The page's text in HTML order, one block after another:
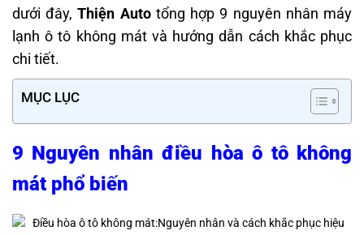
dưới đây,Thiện Autotổng hợp 9 nguyên nhân máy
lạnh ô tô không mát và hướng dẫn cách khắc phục
chi tiết.
MỤC LỤC
9 Nguyên nhân điều hòa ô tô không
mát phổ biến